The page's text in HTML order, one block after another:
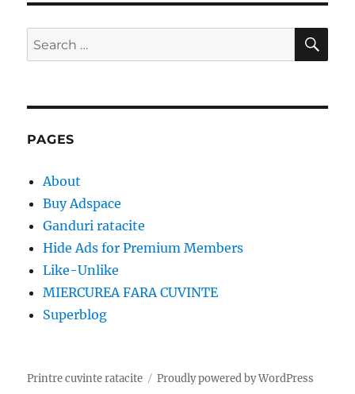
Search
for:
PAGES
About
Buy Adspace
Ganduri ratacite
Hide Ads for Premium Members
Like-Unlike
MIERCUREA FARA CUVINTE
Superblog
Printre cuvinte ratacite Proudly powered by WordPress